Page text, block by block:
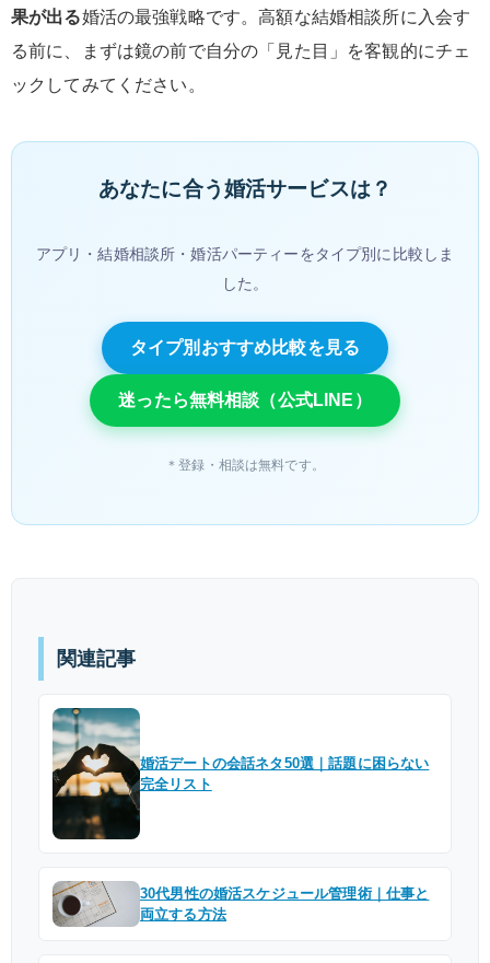
果が出る婚活の最強戦略です。高額な結婚相談所に入会す
る前に、まずは鏡の前で自分の「見た目」を客観的にチェ
ックしてみてください。
あなたに合う婚活サービスは？
アプリ・結婚相談所・婚活パーティーをタイプ別に比較しま
した。
タイプ別おすすめ比較を見る
迷ったら無料相談（公式LINE）
＊登録・相談は無料です。
関連記事
婚活デートの会話ネタ50選｜話題に困らない
完全リスト
30代男性の婚活スケジュール管理術｜仕事と
両立する方法